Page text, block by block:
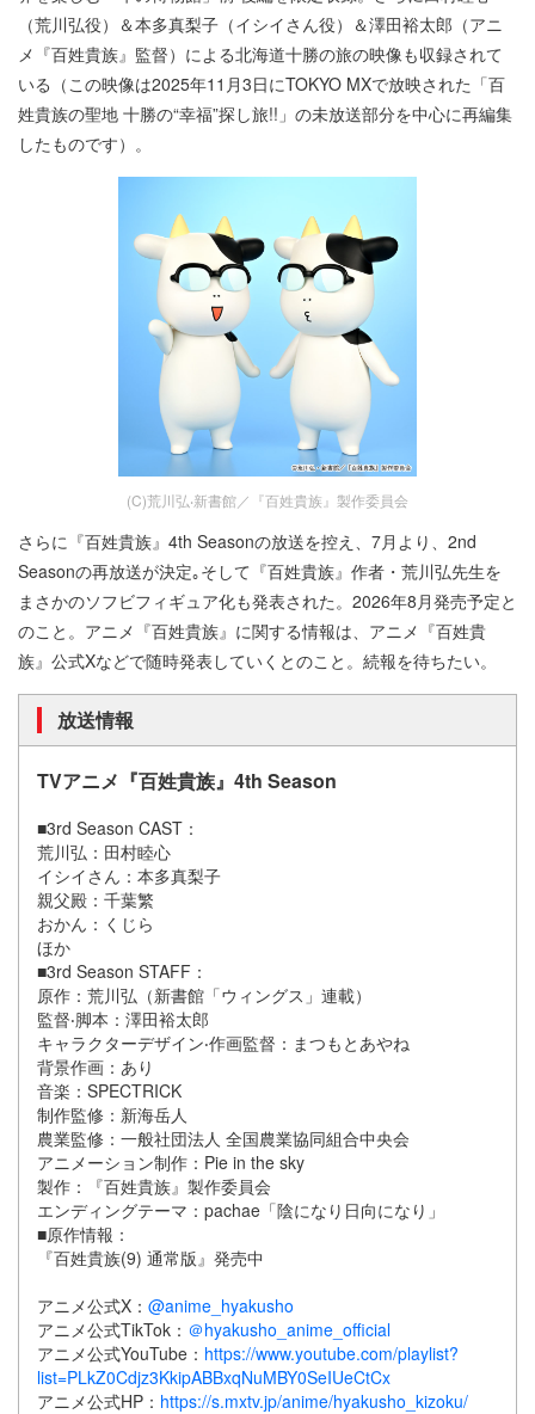
（荒川弘役）＆本多真梨子（イシイさん役）＆澤田裕太郎（アニ
メ『百姓貴族』監督）による北海道十勝の旅の映像も収録されて
いる（この映像は2025年11月3日にTOKYO MXで放映された「百
姓貴族の聖地 十勝の“幸福”探し旅!!」の未放送部分を中心に再編集
したものです）。
(C)荒川弘‧新書館／『百姓貴族』製作委員会
さらに『百姓貴族』4th Seasonの放送を控え、7月より、2nd
Seasonの再放送が決定｡そして『百姓貴族』作者・荒川弘先生を
まさかのソフビフィギュア化も発表された。2026年8月発売予定と
のこと。アニメ『百姓貴族』に関する情報は、アニメ『百姓貴
族』公式Xなどで随時発表していくとのこと。続報を待ちたい。
放送情報
TVアニメ『百姓貴族』4th Season
■3rd Season CAST：
荒川弘：田村睦心
イシイさん：本多真梨子
親父殿：千葉繁
おかん：くじら
ほか
■3rd Season STAFF：
原作：荒川弘（新書館「ウィングス」連載）
監督‧脚本：澤田裕太郎
キャラクターデザイン‧作画監督：まつもとあやね
背景作画：あり
音楽：SPECTRICK
制作監修：新海岳人
農業監修：一般社団法人 全国農業協同組合中央会
アニメーション制作：Pie in the sky
製作：『百姓貴族』製作委員会
エンディングテーマ：pachae「陰になり日向になり」
■原作情報：
『百姓貴族(9) 通常版』発売中
アニメ公式X： @anime_hyakusho
アニメ公式TikTok： ＠hyakusho_anime_official
アニメ公式YouTube： https://www.youtube.com/playlist?
list=PLkZ0Cdjz3KkipABBxqNuMBY0SeIUeCtCx
アニメ公式HP： https://s.mxtv.jp/anime/hyakusho_kizoku/